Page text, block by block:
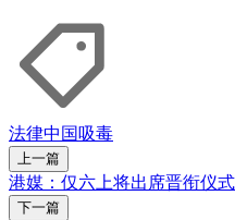
法律中国吸毒
上一篇
港媒：仅六上将出席晋衔仪
下一篇